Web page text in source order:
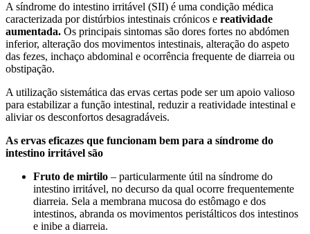
A síndrome do intestino irritável (SII) é uma condição médica
caracterizada por distúrbios intestinais crónicos e reatividade
aumentada. Os principais sintomas são dores fortes no abdómen
inferior, alteração dos movimentos intestinais, alteração do aspeto
das fezes, inchaço abdominal e ocorrência frequente de diarreia ou
obstipação.
A utilização sistemática das ervas certas pode ser um apoio valioso
para estabilizar a função intestinal, reduzir a reatividade intestinal e
aliviar os desconfortos desagradáveis.
As ervas eficazes que funcionam bem para a síndrome do
intestino irritável são
Fruto de mirtilo – particularmente útil na síndrome do
intestino irritável, no decurso da qual ocorre frequentemente
diarreia. Sela a membrana mucosa do estômago e dos
intestinos, abranda os movimentos peristálticos dos intestinos
e inibe a diarreia.